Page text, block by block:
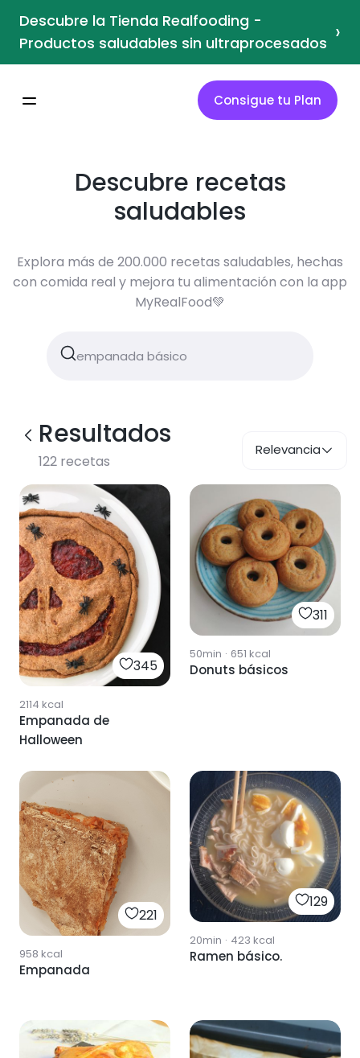
Descubre la Tienda Realfooding -
Productos saludables sin ultraprocesados ›
Consigue tu Plan
Descubre recetas
saludables
Explora más de 200.000 recetas saludables, hechas
con comida real y mejora tu alimentación con la app
MyRealFood💚
Resultados
122 recetas
Relevancia
345
2114 kcal
Empanada de
Halloween
311
50min · 651 kcal
Donuts básicos
221
958 kcal
Empanada
129
20min · 423 kcal
Ramen básico.